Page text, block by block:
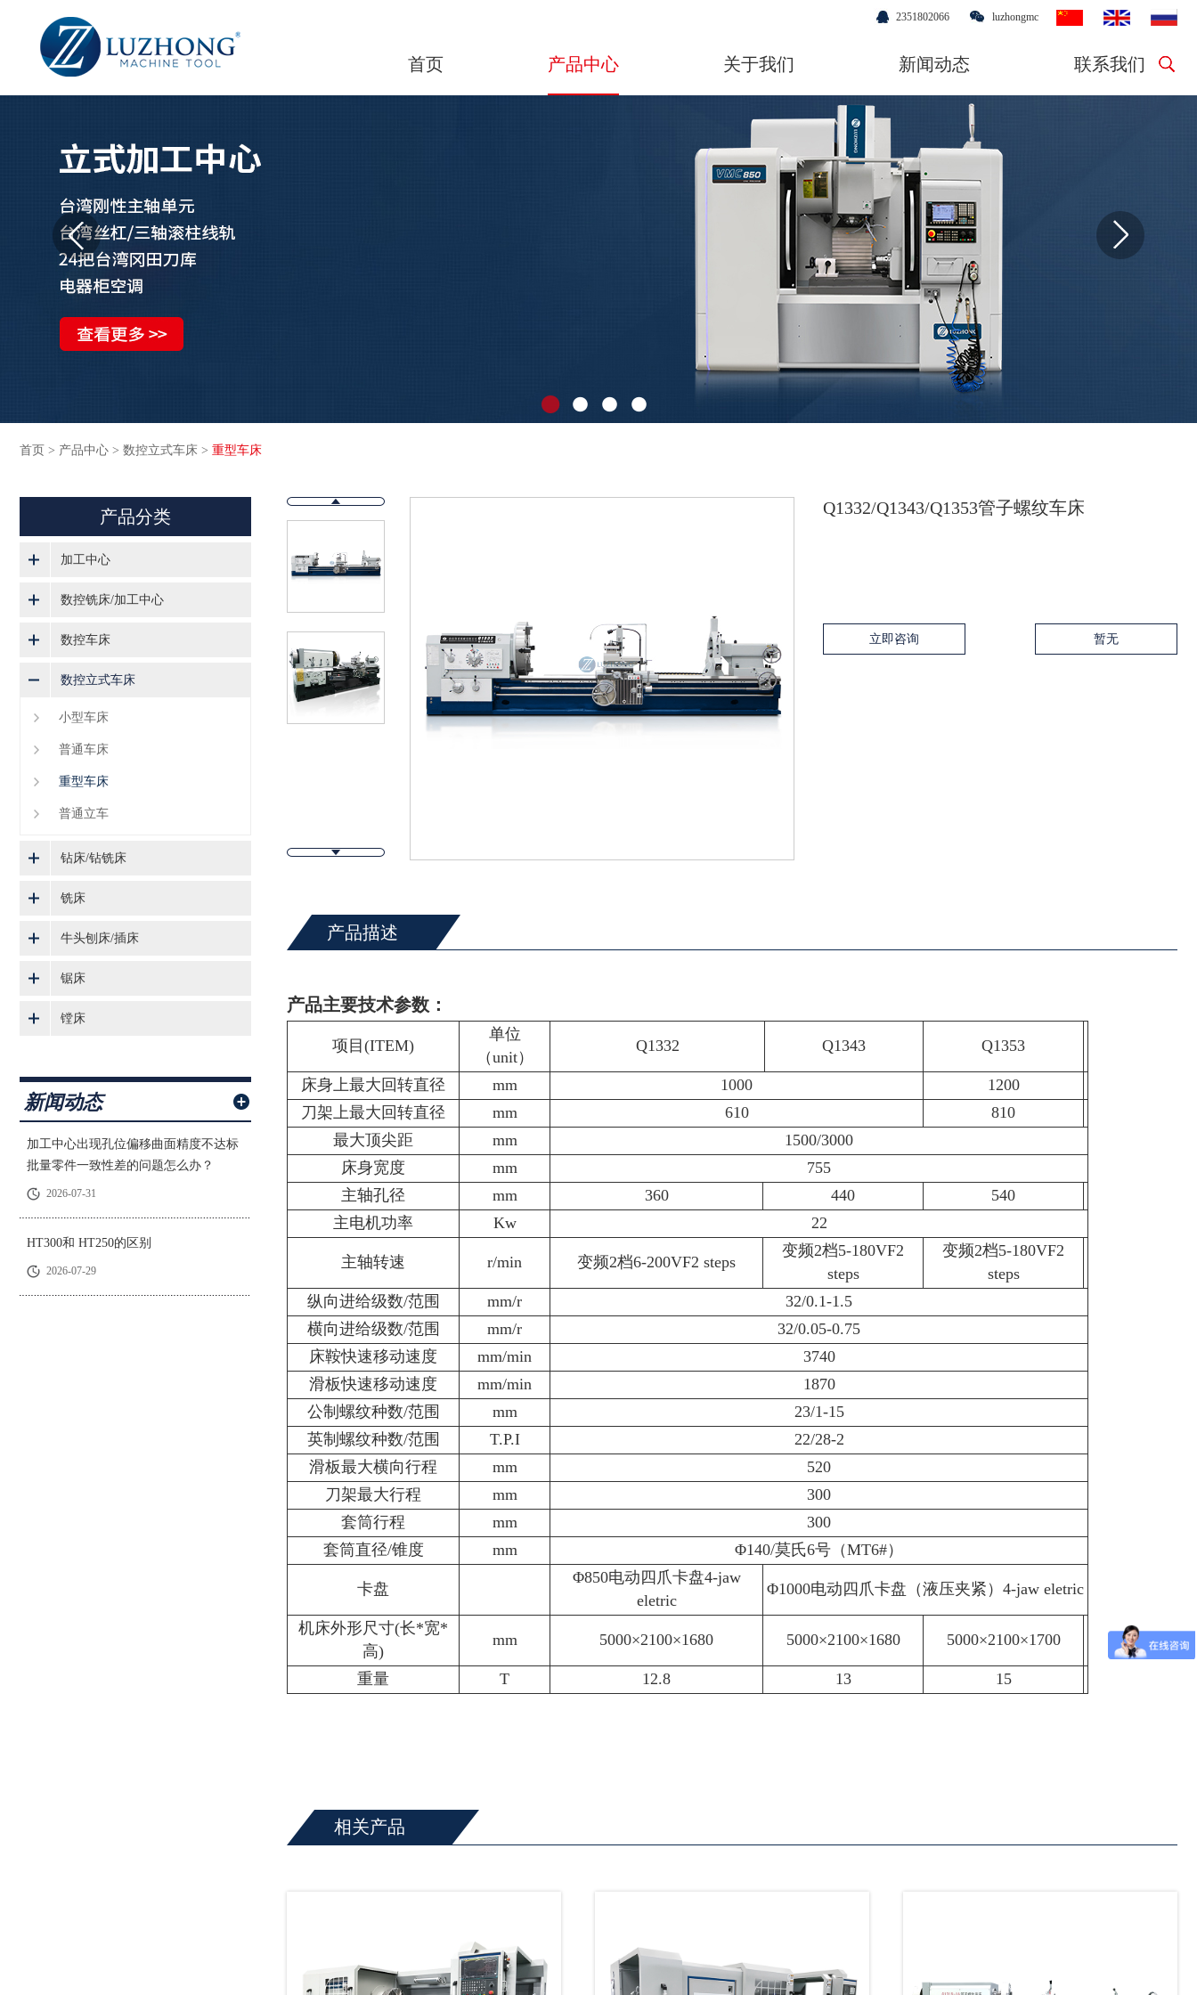
2351802066 luzhongmc
首页 产品中心 关于我们 新闻动态 联系我们
首页 > 产品中心 > 数控立式车床 > 重型车床
Q1332/Q1343/Q1353管子螺纹车床
立即咨询 暂无
产品描述
产品主要技术参数：
项目(ITEM)
单位
（unit）
Q1332 Q1343 Q1353
床身上最大回转直径 mm 1000
1200
刀架上最大回转直径
mm 610
810
最大顶尖距
mm
1500/3000
床身宽度
mm
755
主轴孔径
mm 360 440
540
主电机功率
Kw 22
主轴转速 r/min 变频2档6-200VF2 steps
变频2档5-180VF2
steps
变频2档5-180VF2
steps
纵向进给级数/范围
mm/r
32/0.1-1.5
横向进给级数/范围
mm/r
32/0.05-0.75
床鞍快速移动速度
mm/min
3740
滑板快速移动速度
mm/min
1870
公制螺纹种数/范围
mm
23/1-15
英制螺纹种数/范围
T.P.I
22/28-2
滑板最大横向行程
mm
520
刀架最大行程
mm
300
套筒行程
mm
300
套筒直径/锥度
mm Φ140/莫氏6号（MT6#）
卡盘
Φ850电动四爪卡盘4-jaw
eletric
Φ1000电动四爪卡盘（液压夹紧）4-jaw eletric
机床外形尺寸(长*宽*
高)
mm 5000×2100×1680 5000×2100×1680 5000×2100×1700
重量 T 12.8 13 15
相关产品
产品分类
加工中心
数控铣床/加工中心
数控车床
数控立式车床
小型车床
普通车床
重型车床
普通立车
钻床/钻铣床
铣床
牛头刨床/插床
锯床
镗床
新闻动态
加工中心出现孔位偏移曲面精度不达标
批量零件一致性差的问题怎么办？
2026-07-31
HT300和 HT250的区别
2026-07-29